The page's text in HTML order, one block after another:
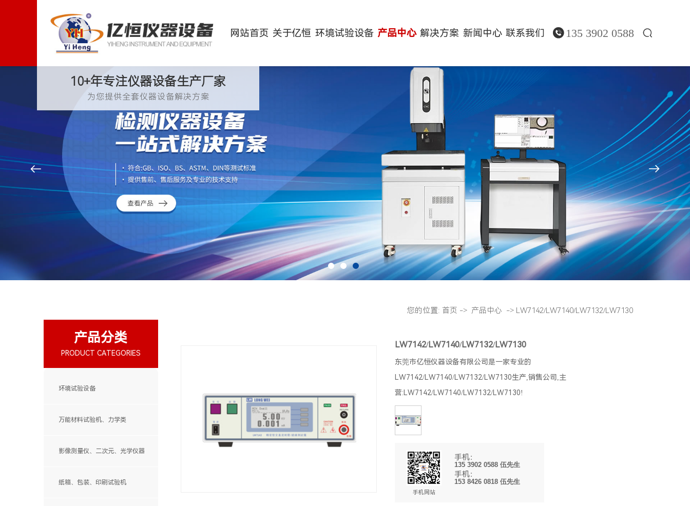
10+年专注仪器设备生产厂家
为您提供全套仪器设备解决方案
网站首页 关于亿恒 环境试验设备 产品中心 解决方案 新闻中心 联系我们  135 3902 0588 
 
产品分类
PRODUCT CATEGORIES
环境试验设备
万能材料试验机、力学类
影像测量仪、二次元、光学仪器
自动影像测量仪
纸箱、包装、印刷试验机
您的位置: 首页 -> 产品中心 -> LW7142/LW7140/LW7132/LW7130
LW7142/LW7140/LW7132/LW7130
东莞市亿恒仪器设备有限公司是一家专业的
LW7142/LW7140/LW7132/LW7130生产,销售公司,主
营:LW7142/LW7140/LW7132/LW7130!
手机网站
手机：
135 3902 0588 伍先生
手机：
153 8426 0818 伍先生